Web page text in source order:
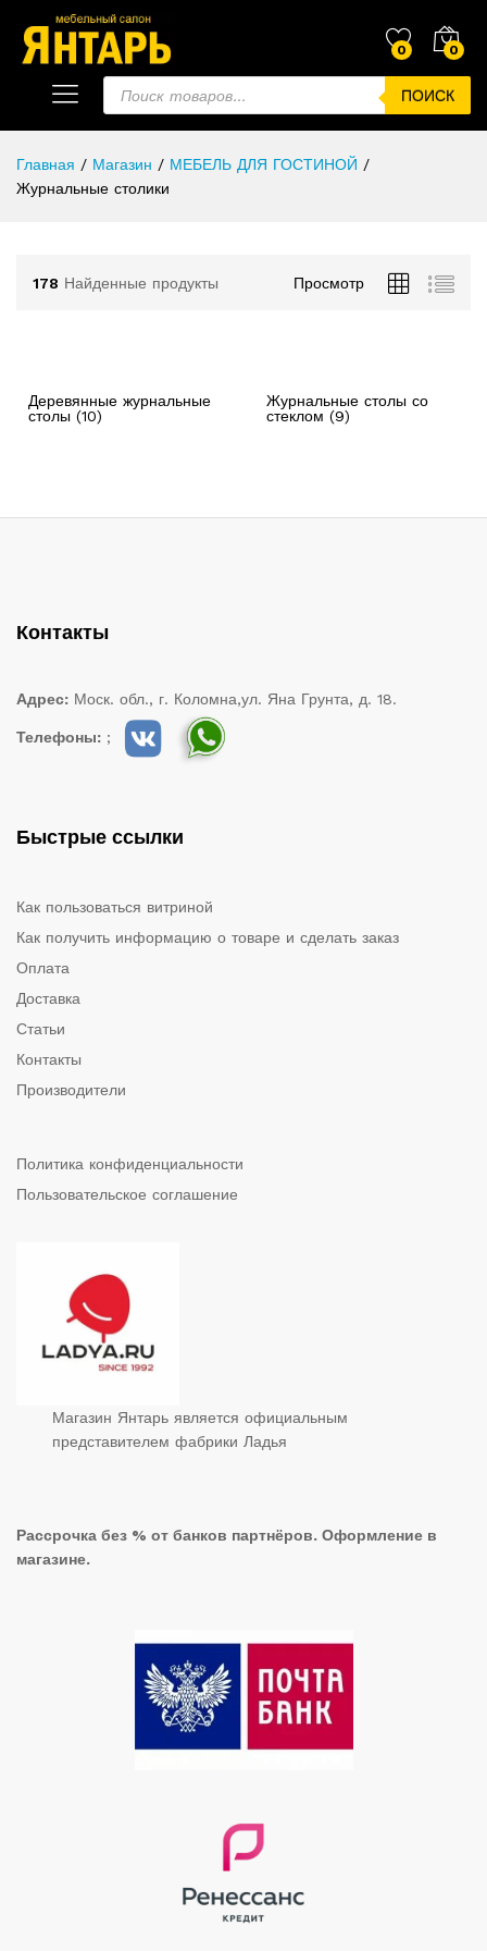
0 0
ПОИСК
Главная / Магазин / МЕБЕЛЬ ДЛЯ ГОСТИНОЙ /
Журнальные столики
178 Найденные продукты Просмотр
Деревянные журнальные
столы (10)
Журнальные столы со
стеклом (9)
Контакты
Адрес: Моск. обл., г. Коломна,ул. Яна Грунта, д. 18.
Телефоны: ;
Быстрые ссылки
Как пользоваться витриной
Как получить информацию о товаре и сделать заказ
Оплата
Доставка
Статьи
Контакты
Производители
Политика конфиденциальности
Пользовательское соглашение
Магазин Янтарь является официальным
представителем фабрики Ладья
Рассрочка без % от банков партнёров. Оформление в
магазине.